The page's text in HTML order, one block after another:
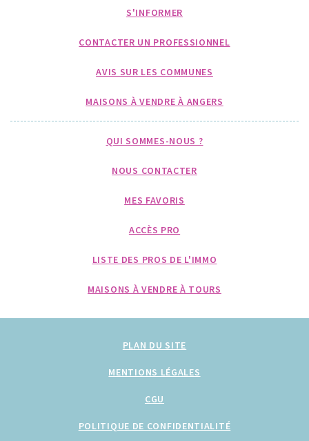
S'INFORMER
CONTACTER UN PROFESSIONNEL
AVIS SUR LES COMMUNES
MAISONS À VENDRE À ANGERS
QUI SOMMES-NOUS ?
NOUS CONTACTER
MES FAVORIS
ACCÈS PRO
LISTE DES PROS DE L'IMMO
MAISONS À VENDRE À TOURS
PLAN DU SITE
MENTIONS LÉGALES
CGU
POLITIQUE DE CONFIDENTIALITÉ